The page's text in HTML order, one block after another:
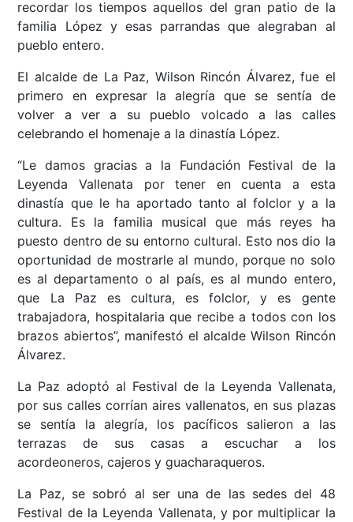
recordar los tiempos aquellos del gran patio de la
familia López y esas parrandas que alegraban al
pueblo entero.
El alcalde de La Paz, Wilson Rincón Álvarez, fue el
primero en expresar la alegría que se sentía de
volver a ver a su pueblo volcado a las calles
celebrando el homenaje a la dinastía López.
“Le damos gracias a la Fundación Festival de la
Leyenda Vallenata por tener en cuenta a esta
dinastía que le ha aportado tanto al folclor y a la
cultura. Es la familia musical que más reyes ha
puesto dentro de su entorno cultural. Esto nos dio la
oportunidad de mostrarle al mundo, porque no solo
es al departamento o al país, es al mundo entero,
que La Paz es cultura, es folclor, y es gente
trabajadora, hospitalaria que recibe a todos con los
brazos abiertos”, manifestó el alcalde Wilson Rincón
Álvarez.
La Paz adoptó al Festival de la Leyenda Vallenata,
por sus calles corrían aires vallenatos, en sus plazas
se sentía la alegría, los pacíficos salieron a las
terrazas de sus casas a escuchar a los
acordeoneros, cajeros y guacharaqueros.
La Paz, se sobró al ser una de las sedes del 48
Festival de la Leyenda Vallenata, y por multiplicar la